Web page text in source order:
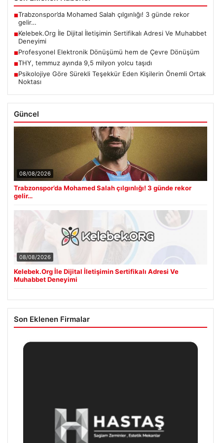
■Trabzonspor’da Mohamed Salah çılgınlığı! 3 günde rekor
gelir…
■Kelebek.Org İle Dijital İletişimin Sertifikalı Adresi Ve Muhabbet
Deneyimi
■Profesyonel Elektronik Dönüşümü hem de Çevre Dönüşüm
■THY, temmuz ayında 9,5 milyon yolcu taşıdı
■Psikolojiye Göre Sürekli Teşekkür Eden Kişilerin Önemli Ortak
Noktası
Güncel
08/08/2026
Trabzonspor’da Mohamed Salah çılgınlığı! 3 günde rekor
gelir…
08/08/2026
Kelebek.Org İle Dijital İletişimin Sertifikalı Adresi Ve
Muhabbet Deneyimi
Son Eklenen Firmalar